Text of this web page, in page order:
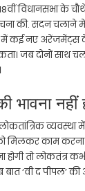
विधानसभा के
की. सदन चलाने में
में कई नए अरेंजमेंट्स
जब दोनों साथ
भावना नहीं
व्यवस्था
काम करना है,
होगी तो
‘वी द पीपल’ की